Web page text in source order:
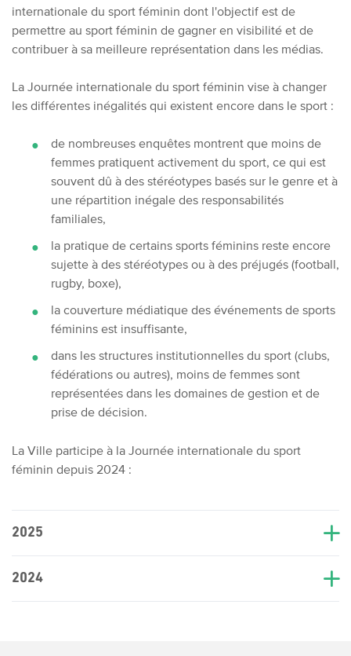
internationale du sport féminin dont l'objectif est de
permettre au sport féminin de gagner en visibilité et de
contribuer à sa meilleure représentation dans les médias.
La Journée internationale du sport féminin vise à changer
les différentes inégalités qui existent encore dans le sport :
de nombreuses enquêtes montrent que moins de
femmes pratiquent activement du sport, ce qui est
souvent dû à des stéréotypes basés sur le genre et à
une répartition inégale des responsabilités
familiales,
la pratique de certains sports féminins reste encore
sujette à des stéréotypes ou à des préjugés (football,
rugby, boxe),
la couverture médiatique des événements de sports
féminins est insuffisante,
dans les structures institutionnelles du sport (clubs,
fédérations ou autres), moins de femmes sont
représentées dans les domaines de gestion et de
prise de décision.
La Ville participe à la Journée internationale du sport
féminin depuis 2024 :
2025
2024